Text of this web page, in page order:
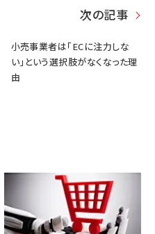
次の記事
小売事業者は「ECに注力しな
い」という選択肢がなくなった理
由